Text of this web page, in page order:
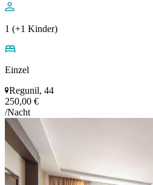
1 (+1 Kinder)
Einzel
Regunil, 44
250,00 €
/Nacht